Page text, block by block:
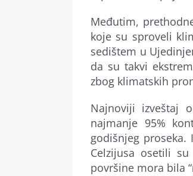
Međutim,
koje su sproveli
sedištem u
da su takvi
zbog klimatskih
Najnoviji izveštaj
najmanje 95%
godišnjeg
Celzijusa osetili
površine mora bila